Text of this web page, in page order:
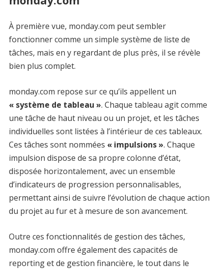
À première vue, monday.com peut sembler
fonctionner comme un simple système de liste de
tâches, mais en y regardant de plus près, il se révèle
bien plus complet.
monday.com repose sur ce qu’ils appellent un
« système de tableau ». Chaque tableau agit comme
une tâche de haut niveau ou un projet, et les tâches
individuelles sont listées à l’intérieur de ces tableaux.
Ces tâches sont nommées « impulsions ». Chaque
impulsion dispose de sa propre colonne d’état,
disposée horizontalement, avec un ensemble
d’indicateurs de progression personnalisables,
permettant ainsi de suivre l’évolution de chaque action
du projet au fur et à mesure de son avancement.
Outre ces fonctionnalités de gestion des tâches,
monday.com offre également des capacités de
reporting et de gestion financière, le tout dans le